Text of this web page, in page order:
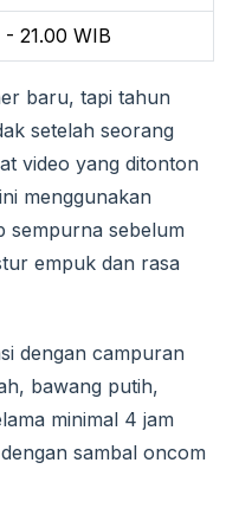
21.00 WIB
baru, tapi tahun
setelah seorang
video yang ditonton
menggunakan
sempurna sebelum
empuk dan rasa
dengan campuran
bawang putih,
minimal 4 jam
sambal oncom